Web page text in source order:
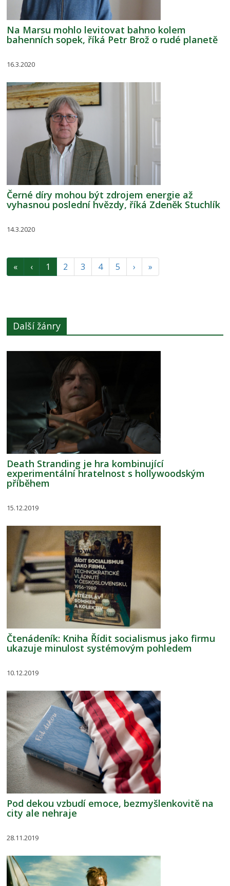
Na Marsu mohlo levitovat bahno kolem
bahenních sopek, říká Petr Brož o rudé planetě
16.3.2020
Černé díry mohou být zdrojem energie až
vyhasnou poslední hvězdy, říká Zdeněk Stuchlík
14.3.2020
« ‹ 1 2 3 4 5 › »
Další žánry
Death Stranding je hra kombinující
experimentální hratelnost s hollywoodským
příběhem
15.12.2019
Čtenádeník: Kniha Řídit socialismus jako firmu
ukazuje minulost systémovým pohledem
10.12.2019
Pod dekou vzbudí emoce, bezmyšlenkovitě na
city ale nehraje
28.11.2019